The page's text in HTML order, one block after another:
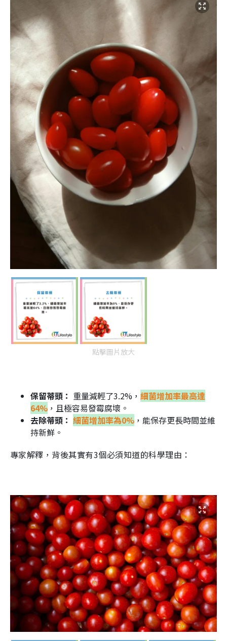
點擊圖片放大
保留蒂頭： 重量減輕了3.2%， 細菌增加率最高達
64% ，且極容易發霉腐壞。
去除蒂頭： 細菌增加率為0% ，能保存更長時間並維
持新鮮。
專家解釋，背後其實有3個必須知道的科學理由：